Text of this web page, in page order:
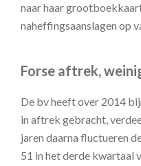
naar haar
naheffingsaanslagen op
Forse aftrek,
De bv heeft over 2014
in aftrek gebracht,
jaren daarna fluctueren
51 in het derde kwartaal